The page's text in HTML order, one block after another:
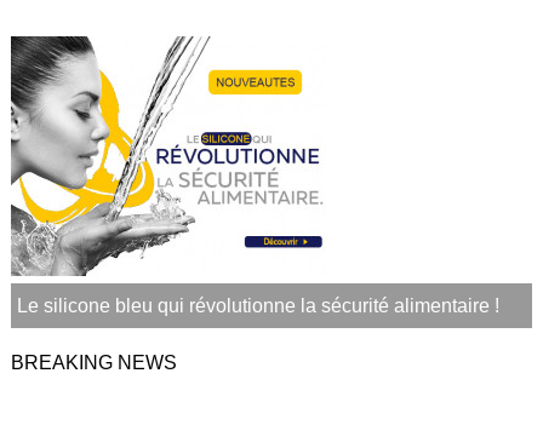
Le silicone bleu qui révolutionne la sécurité alimentaire !
BREAKING NEWS